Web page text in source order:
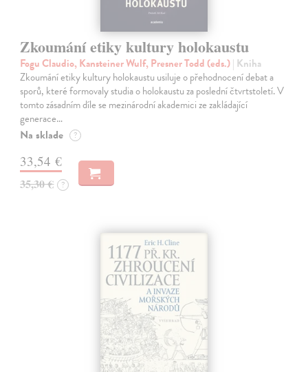
Zkoumání etiky kultury holokaustu
Fogu Claudio, Kansteiner Wulf, Presner Todd (eds.)| Kniha
Zkoumání etiky kultury holokaustu usiluje o přehodnocení debat a
sporů, které formovaly studia o holokaustu za poslední čtvrtstoletí. V
tomto zásadním díle se mezinárodní akademici ze zakládající
generace…
Na sklade ?
33,54 €
35,30 € ?